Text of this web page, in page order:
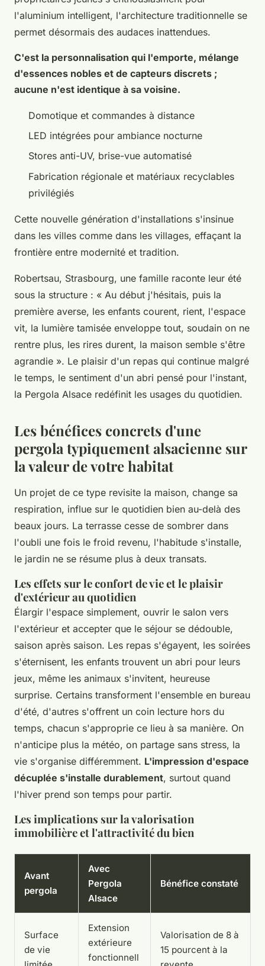
l'aluminium intelligent, l'architecture traditionnelle se
permet désormais des audaces inattendues.
C'est la personnalisation qui l'emporte, mélange
d'essences nobles et de capteurs discrets ;
aucune n'est identique à sa voisine.
Domotique et commandes à distance
LED intégrées pour ambiance nocturne
Stores anti-UV, brise-vue automatisé
Fabrication régionale et matériaux recyclables
privilégiés
Cette nouvelle génération d'installations s'insinue
dans les villes comme dans les villages, effaçant la
frontière entre modernité et tradition.
Robertsau, Strasbourg, une famille raconte leur été
sous la structure : « Au début j'hésitais, puis la
première averse, les enfants courent, rient, l'espace
vit, la lumière tamisée enveloppe tout, soudain on ne
rentre plus, les rires durent, la maison semble s'être
agrandie ». Le plaisir d'un repas qui continue malgré
le temps, le sentiment d'un abri pensé pour l'instant,
la Pergola Alsace redéfinit les usages du quotidien.
Les bénéfices concrets d'une
pergola typiquement alsacienne sur
la valeur de votre habitat
Un projet de ce type revisite la maison, change sa
respiration, influe sur le quotidien bien au-delà des
beaux jours. La terrasse cesse de sombrer dans
l'oubli une fois le froid revenu, l'habitude s'installe,
le jardin ne se résume plus à deux transats.
Les effets sur le confort de vie et le plaisir
d'extérieur au quotidien
Élargir l'espace simplement, ouvrir le salon vers
l'extérieur et accepter que le séjour se dédouble,
saison après saison. Les repas s'égayent, les soirées
s'éternisent, les enfants trouvent un abri pour leurs
jeux, même les animaux s'invitent, heureuse
surprise. Certains transforment l'ensemble en bureau
d'été, d'autres s'offrent un coin lecture hors du
temps, chacun s'approprie ce lieu à sa manière. On
n'anticipe plus la météo, on partage sans stress, la
vie s'organise différemment. L'impression d'espace
décuplée s'installe durablement, surtout quand
l'hiver prend son temps pour partir.
Les implications sur la valorisation
immobilière et l'attractivité du bien
Avant
pergola
Avec
Pergola
Alsace
Bénéfice constaté
Surface
de vie
Extension
extérieure
fonctionnell
Valorisation de 8 à
15 pourcent à la